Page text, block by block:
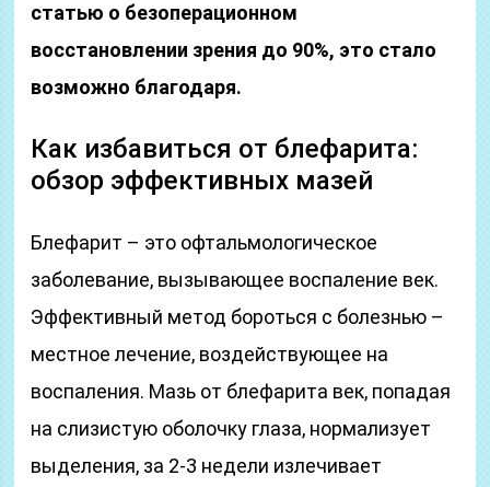
статью о безоперационном
восстановлении зрения до 90%, это стало
возможно благодаря.
Как избавиться от блефарита:
обзор эффективных мазей
Блефарит – это офтальмологическое
заболевание, вызывающее воспаление век.
Эффективный метод бороться с болезнью –
местное лечение, воздействующее на
воспаления. Мазь от блефарита век, попадая
на слизистую оболочку глаза, нормализует
выделения, за 2-3 недели излечивает